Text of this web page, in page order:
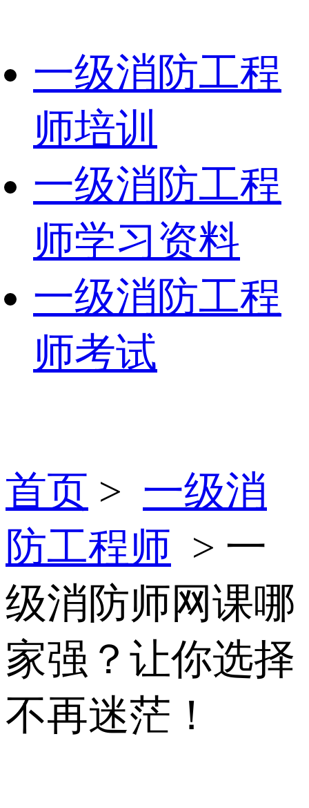
一级消防工程
师培训
一级消防工程
师学习资料
一级消防工程
师考试
首页 > 一级消
防工程师 > 一
级消防师网课哪
家强？让你选择
不再迷茫！